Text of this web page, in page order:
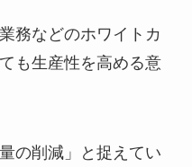
務などのホワイトカ
も生産性を高める意
の削減」と捉えてい